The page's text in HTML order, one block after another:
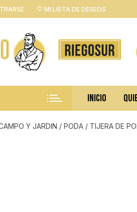
MI LISTA DE DESEOS
INICIO
Y JARDIN / PODA / TIJERA DE